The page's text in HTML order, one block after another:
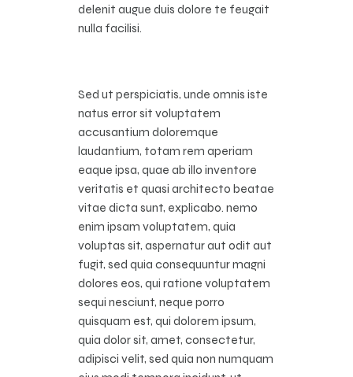
delenit augue duis dolore te feugait
nulla facilisi.
Sed ut perspiciatis, unde omnis iste
natus error sit voluptatem
accusantium doloremque
laudantium, totam rem aperiam
eaque ipsa, quae ab illo inventore
veritatis et quasi architecto beatae
vitae dicta sunt, explicabo. nemo
enim ipsam voluptatem, quia
voluptas sit, aspernatur aut odit aut
fugit, sed quia consequuntur magni
dolores eos, qui ratione voluptatem
sequi nesciunt, neque porro
quisquam est, qui dolorem ipsum,
quia dolor sit, amet, consectetur,
adipisci velit, sed quia non numquam